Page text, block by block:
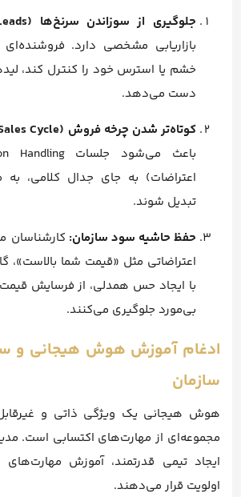
جلوگیری از سوزاندن سرنخ‌ها (Leads):
بازاریابی مشخصی دارد. فروشنده‌ای
خشم یا استرس خود را کنترل کند،
دست می‌دهد.
کوتاه‌تر شدن چرخه فروش (Sales Cycle):
اعتراضات) به جای جدال کلامی، به
تبدیل شوند.
حفظ حاشیه سود سازمان:
اعتراضاتی مثل «قیمت شما بالاست»،
با ایجاد حس همدلی، از فرسایش
بی‌مورد جلوگیری می‌کنند.
ادغام آموزش هوش هیجانی و
سازمان
هوش هیجانی یک ویژگی ذاتی و
مجموعه‌ای از مهارت‌های اکتسابی است.
ایجاد تیمی قدرتمند، آموزش مهارت‌های
اولویت قرار می‌دهند.